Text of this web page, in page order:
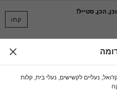
קחו
נעליים לקשישים, נעלי בית, קלות